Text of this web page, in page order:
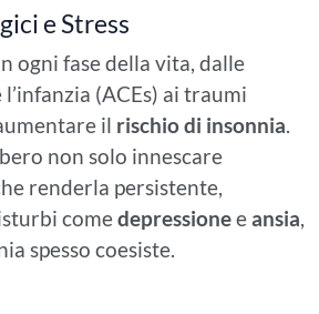
e Stress
ogni fase della vita, dalle
(ACEs) ai traumi
il rischio di insonnia.
non solo innescare
renderla persistente,
comedepressioneeansia,
spesso coesiste.